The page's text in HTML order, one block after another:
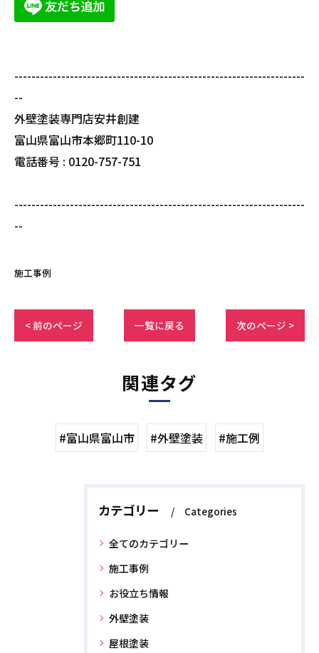
--------------------------------------------------------------------
--
外壁塗装専門店安井創建
富山県富山市本郷町110-10
電話番号 : 0120-757-751
--------------------------------------------------------------------
--
施工事例
< 前のページ 一覧に戻る 次のページ >
関連タグ
#富山県富山市 #外壁塗装 #施工例
カテゴリー Categories
全てのカテゴリー
施工事例
お役立ち情報
外壁塗装
屋根塗装